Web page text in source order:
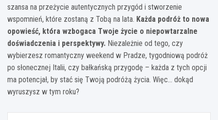
szansa na przeżycie autentycznych przygód i stworzenie
wspomnień, które zostaną z Tobą na lata. Każda podróż to nowa
opowieść, która wzbogaca Twoje życie o niepowtarzalne
doświadczenia i perspektywy. Niezależnie od tego, czy
wybierzesz romantyczny weekend w Pradze, tygodniową podróż
po słonecznej Italii, czy bałkańską przygodę – każda z tych opcji
ma potencjał, by stać się Twoją podróżą życia. Więc… dokąd
wyruszysz w tym roku?